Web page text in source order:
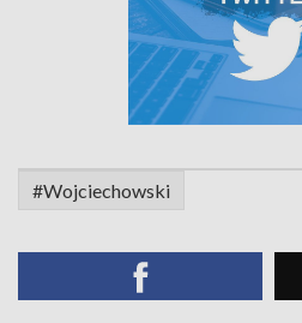
#Wojciechowski